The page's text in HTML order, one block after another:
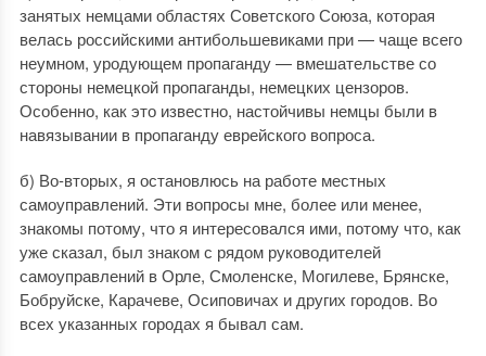
занятых немцами областях Советского Союза, которая
велась российскими антибольшевиками при — чаще всего
неумном, уродующем пропаганду — вмешательстве со
стороны немецкой пропаганды, немецких цензоров.
Особенно, как это известно, настойчивы немцы были в
навязывании в пропаганду еврейского вопроса.
б) Во-вторых, я остановлюсь на работе местных
самоуправлений. Эти вопросы мне, более или менее,
знакомы потому, что я интересовался ими, потому что, как
уже сказал, был знаком с рядом руководителей
самоуправлений в Орле, Смоленске, Могилеве, Брянске,
Бобруйске, Карачеве, Осиповичах и других городов. Во
всех указанных городах я бывал сам.